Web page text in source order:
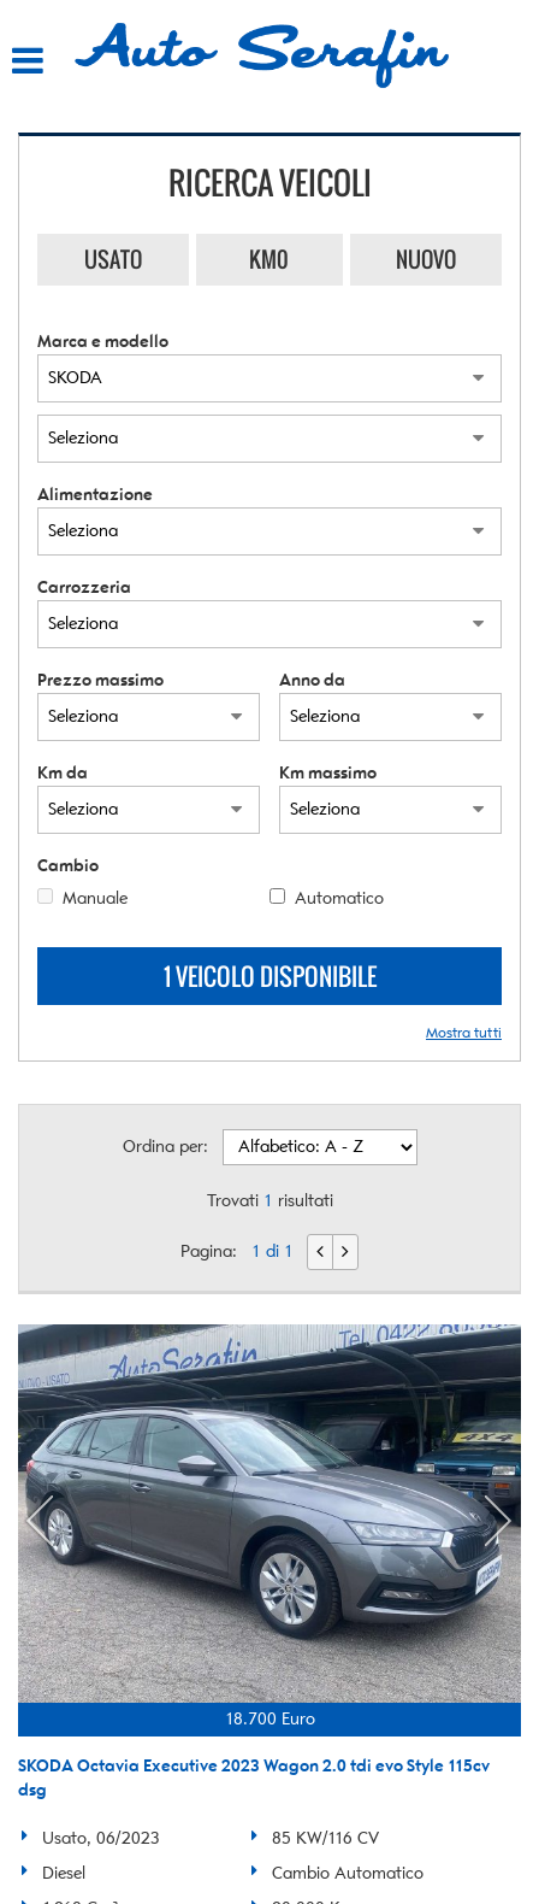
ASSISTENZA
RICERCA VEICOLI
USATO KM0 NUOVO
Marca e modello
Alimentazione
Carrozzeria
Prezzo massimo Anno da
Km da Km massimo
Cambio
Manuale
Automatico
1 VEICOLO DISPONIBILE
Mostra tutti
Ordina per:
Trovati 1 risultati
Pagina: 1 di 1
18.700 Euro
SKODA Octavia Executive 2023 Wagon 2.0 tdi evo Style 115cv
dsg
Usato, 06/2023
85 KW/116 CV
Diesel
Cambio Automatico